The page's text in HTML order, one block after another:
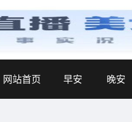
网站首页 早安 晚安